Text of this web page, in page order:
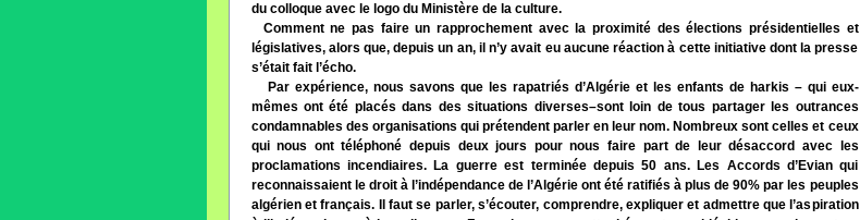
du colloque avec le logo du Ministère de la culture.
Comment ne pas faire un rapprochement avec la proximité des élections présidentielles et
législatives, alors que, depuis un an, il n’y avait eu aucune réaction à cette initiative dont la presse
s’était fait l’écho.
Par expérience, nous savons que les rapatriés d’Algérie et les enfants de harkis – qui eux-
mêmes ont été placés dans des situations diverses–sont loin de tous partager les outrances
condamnables des organisations qui prétendent parler en leur nom. Nombreux sont celles et ceux
qui nous ont téléphoné depuis deux jours pour nous faire part de leur désaccord avec les
proclamations incendiaires. La guerre est terminée depuis 50 ans. Les Accords d’Evian qui
reconnaissaient le droit à l’indépendance de l’Algérie ont été ratifiés à plus de 90% par les peuples
algérien et français. Il faut se parler, s’écouter, comprendre, expliquer et admettre que l’aspiration